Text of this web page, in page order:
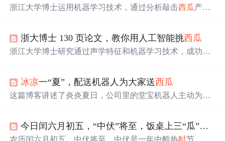
是解暑秘方。
浙江大学博士运用机器学习技术，通过分析敲击西瓜产生
提供更科学的挑瓜方法。
浙大博士 130 页论文，教你用人工智能挑西瓜
浙江大学博士研究通过声学特征和机器学习技术，成功地
吃瓜群众轻松挑选到最甜的西瓜。
冰凉一“夏”，配送机器人为大家送西瓜
这篇博客讲述了炎炎夏日，公司里的堂宝机器人主动为员
今日闰六月初五，“中伏”将至，饭桌上三“瓜”吃着好，别忘了